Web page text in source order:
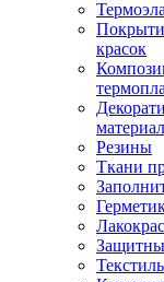
красок
Резины
Ткани